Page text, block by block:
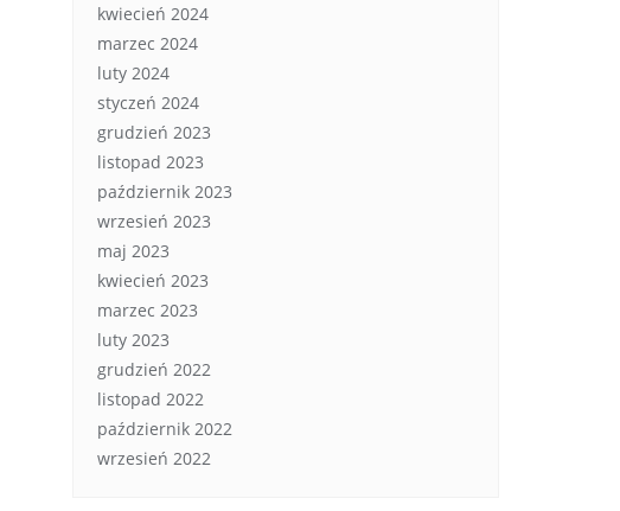
kwiecień 2024
marzec 2024
luty 2024
styczeń 2024
grudzień 2023
listopad 2023
październik 2023
wrzesień 2023
maj 2023
kwiecień 2023
marzec 2023
luty 2023
grudzień 2022
listopad 2022
październik 2022
wrzesień 2022